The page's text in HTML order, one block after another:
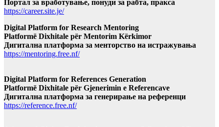
Портал за вработување, понуди за рабта, пракса
https://career.site.je/
Digital Platform for Research Mentoring
Platformë Dixhitale për Mentorim Kërkimor
Дигитална платформа за менторство на истражувања
https://mentoring.free.nf/
Digital Platform for References Generation
Platformë Dixhitale për Gjenerimin e Referencave
Дигитална платформа за генерирање на референци
https://reference.free.nf/